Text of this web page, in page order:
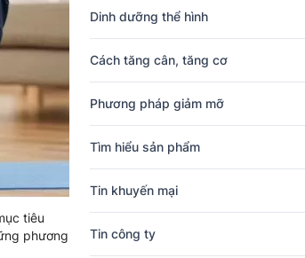
tiêu
phương
Dinh dưỡng thể hình
Cách tăng cân, tăng cơ
Phương pháp giảm mỡ
Tìm hiểu sản phẩm
Tin khuyến mại
Tin công ty